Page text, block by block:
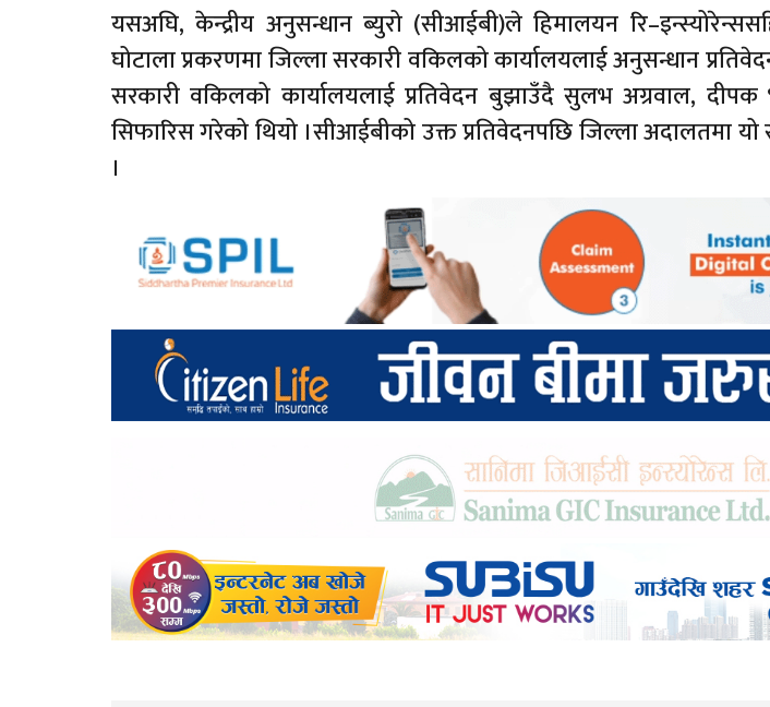
यसअघि, केन्द्रीय अनुसन्धान ब्युरो (सीआईबी)ले हिमालयन
घोटाला प्रकरणमा जिल्ला सरकारी वकिलको कार्यालयलाई अनुसन्धान
सरकारी वकिलको कार्यालयलाई प्रतिवेदन बुझाउँदै सुलभ अग्रवाल, दीपक
सिफारिस गरेको थियो ।सीआईबीको उक्त प्रतिवेदनपछि जिल्ला अदालतमा यो
।